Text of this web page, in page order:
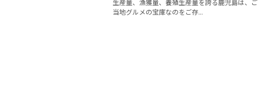
生産量、漁獲量、養殖生産量を誇る鹿児島は、ご
当地グルメの宝庫なのをご存...